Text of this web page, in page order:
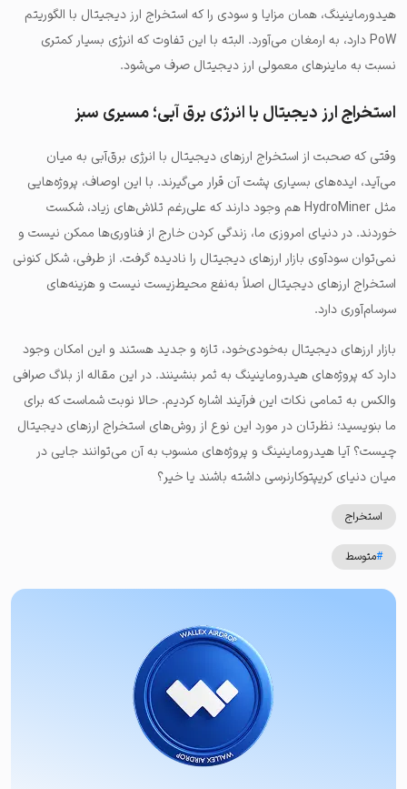
هیدورماینینگ، همان مزایا و سودی را که استخراج ارز دیجیتال با الگوریتم
PoW دارد، به ارمغان می‌آورد. البته با این تفاوت که انرژی بسیار کمتری
نسبت به ماینرهای معمولی ارز دیجیتال صرف می‌شود.
استخراج ارز دیجیتال با انرژی برق آبی؛ مسیری سبز
وقتی که صحبت از استخراج ارزهای دیجیتال با انرژی برق‌آبی به میان
می‌آید، ایده‌های بسیاری پشت آن قرار می‌گیرند. با این اوصاف، پروژه‌هایی
مثل HydroMiner هم وجود دارند که علی‌رغم تلاش‌های زیاد، شکست
خوردند. در دنیای امروزی ما، زندگی کردن خارج از فناوری‌ها ممکن نیست و
نمی‌توان سودآوی بازار ارزهای دیجیتال را نادیده گرفت. از طرفی، شکل کنونی
استخراج ارزهای دیجیتال اصلاً به‌نفع محیط‌زیست نیست و هزینه‌های
سرسام‌آوری دارد.
بازار ارزهای دیجیتال به‌خودی‌خود، تازه و جدید هستند و این امکان وجود
دارد که پروژه‌های هیدروماینینگ به ثمر بنشینند. در این مقاله از بلاگ صرافی
والکس به تمامی نکات این فرآیند اشاره کردیم. حالا نوبت شماست که برای
ما بنویسید؛ نظرتان در مورد این نوع از روش‌های استخراج ارزهای دیجیتال
چیست؟ آیا هیدروماینینگ و پروژه‌های منسوب به آن می‌توانند جایی در
میان دنیای کریپتوکارنرسی داشته باشند یا خیر؟
استخراج
#متوسط